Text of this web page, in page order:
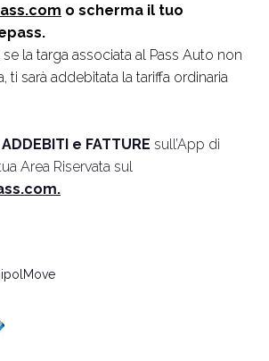
o scherma il tuo
la targa associata al Pass Auto non
ti sarà addebitata la tariffa ordinaria
ADDEBITI e FATTURE sull’App di
Area Riservata sul
.